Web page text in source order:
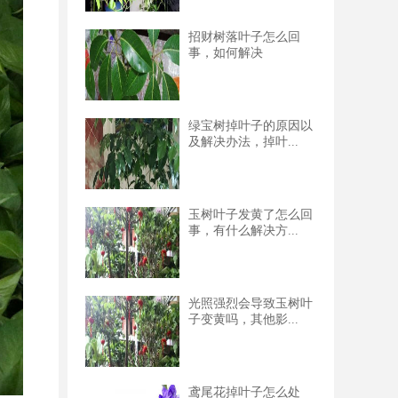
招财树落叶子怎么回
事，如何解决
绿宝树掉叶子的原因以
及解决办法，掉叶...
玉树叶子发黄了怎么回
事，有什么解决方...
光照强烈会导致玉树叶
子变黄吗，其他影...
鸢尾花掉叶子怎么处